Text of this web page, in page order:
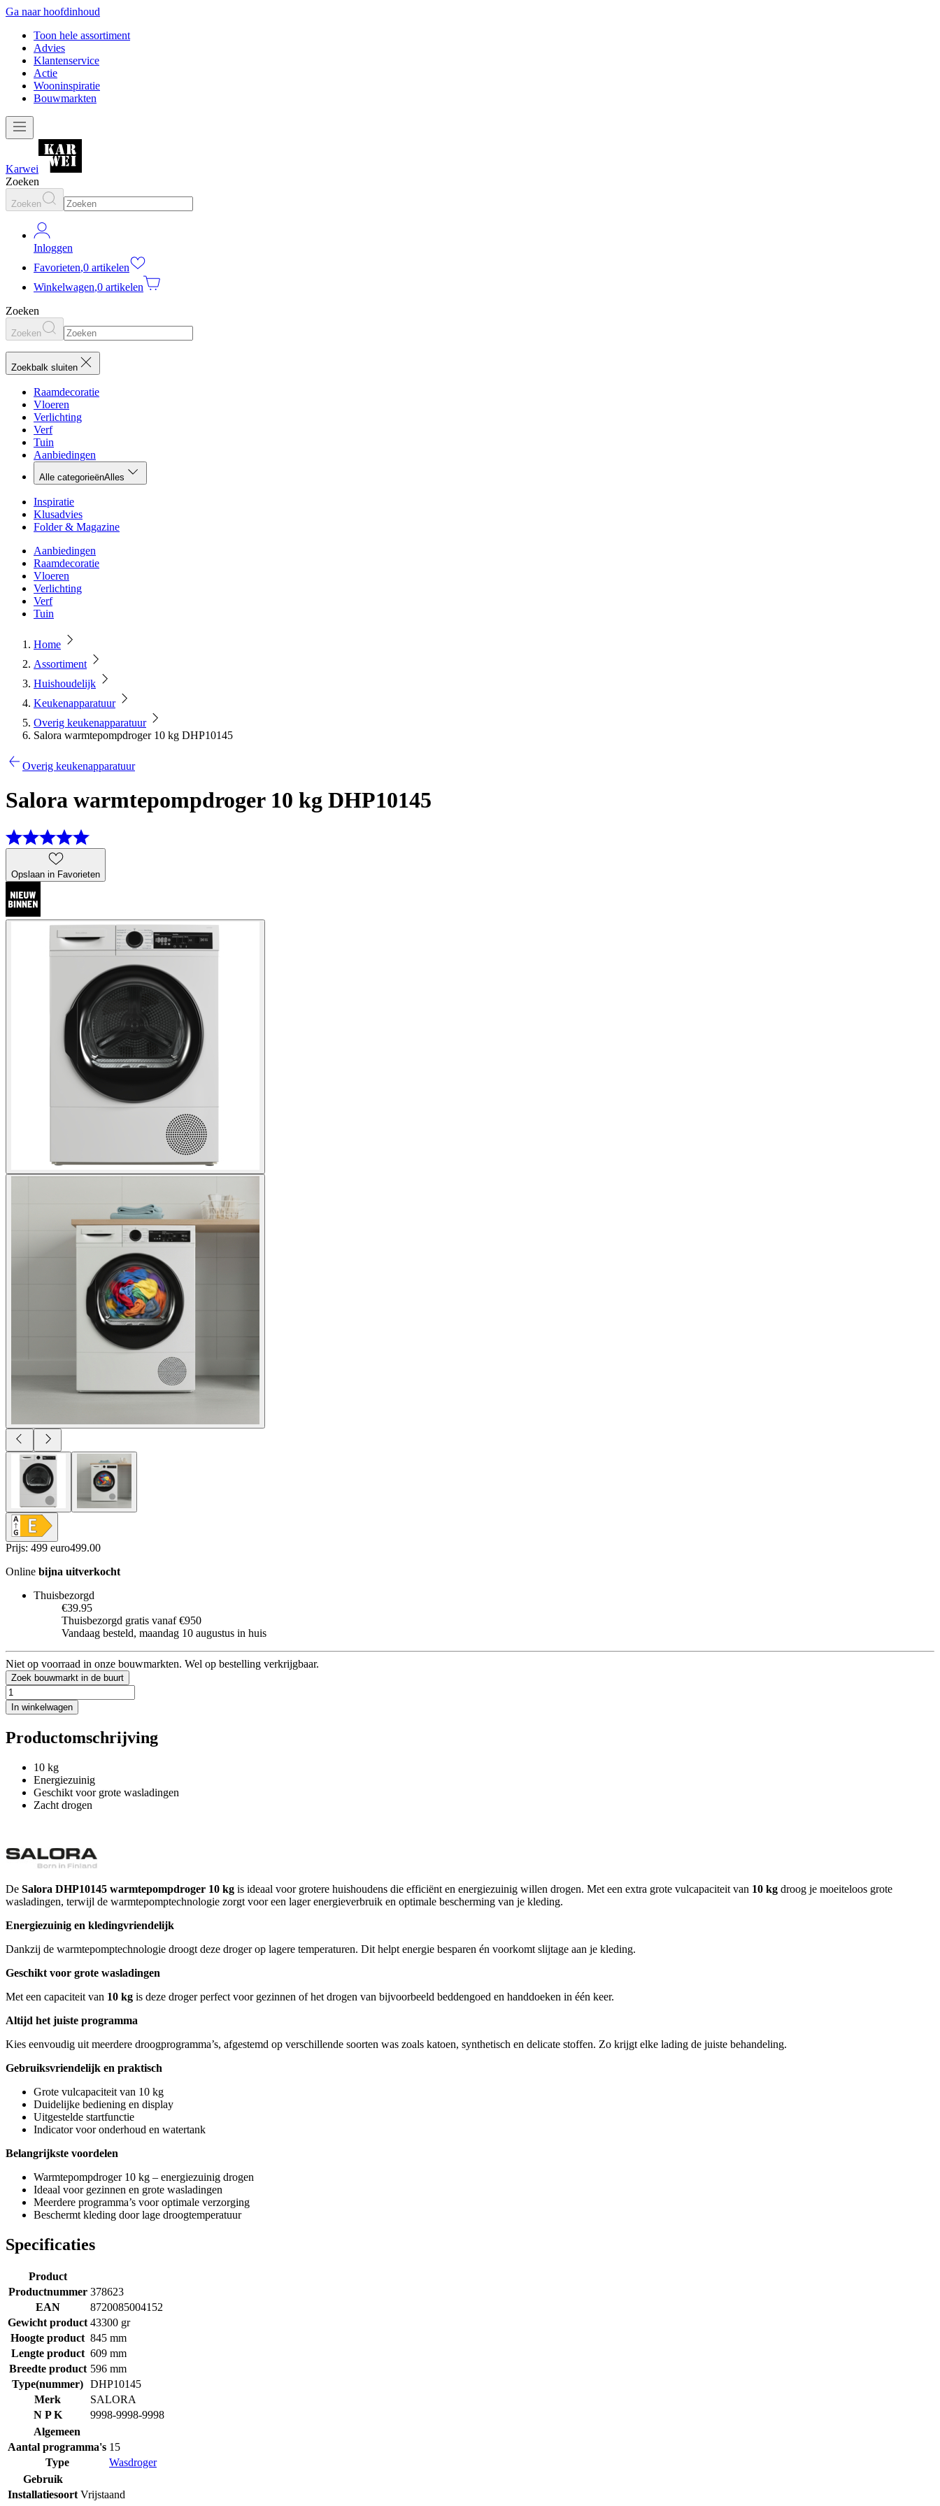
Ga naar hoofdinhoud
Toon hele assortiment
Advies
Klantenservice
Actie
Wooninspiratie
Bouwmarkten
Karwei
Zoeken
Zoeken
Inloggen
Favorieten,0 artikelen
Winkelwagen,0 artikelen
Zoeken
Zoeken
Zoekbalk sluiten
Raamdecoratie
Vloeren
Verlichting
Verf
Tuin
Aanbiedingen
Alle categorieënAlles
Inspiratie
Klusadvies
Folder & Magazine
Aanbiedingen
Raamdecoratie
Vloeren
Verlichting
Verf
Tuin
Home
Assortiment
Huishoudelijk
Keukenapparatuur
Overig keukenapparatuur
Salora warmtepompdroger 10 kg DHP10145
Overig keukenapparatuur
Salora warmtepompdroger 10 kg DHP10145
Opslaan in Favorieten
Prijs: 499 euro499.00
Online bijna uitverkocht
Thuisbezorgd
€39.95
Thuisbezorgd gratis vanaf €950
Vandaag besteld, maandag 10 augustus in huis
Niet op voorraad in onze bouwmarkten. Wel op bestelling verkrijgbaar.
Zoek bouwmarkt in de buurt
In winkelwagen
Productomschrijving
10 kg
Energiezuinig
Geschikt voor grote wasladingen
Zacht drogen
De Salora DHP10145 warmtepompdroger 10 kg is ideaal voor grotere huishoudens die efficiënt en energiezuinig willen drogen. Met een extra grote vulcapaciteit van 10 kg droog je moeiteloos grote
wasladingen, terwijl de warmtepomptechnologie zorgt voor een lager energieverbruik en optimale bescherming van je kleding.
Energiezuinig en kledingvriendelijk
Dankzij de warmtepomptechnologie droogt deze droger op lagere temperaturen. Dit helpt energie besparen én voorkomt slijtage aan je kleding.
Geschikt voor grote wasladingen
Met een capaciteit van 10 kg is deze droger perfect voor gezinnen of het drogen van bijvoorbeeld beddengoed en handdoeken in één keer.
Altijd het juiste programma
Kies eenvoudig uit meerdere droogprogramma’s, afgestemd op verschillende soorten was zoals katoen, synthetisch en delicate stoffen. Zo krijgt elke lading de juiste behandeling.
Gebruiksvriendelijk en praktisch
Grote vulcapaciteit van 10 kg
Duidelijke bediening en display
Uitgestelde startfunctie
Indicator voor onderhoud en watertank
Belangrijkste voordelen
Warmtepompdroger 10 kg – energiezuinig drogen
Ideaal voor gezinnen en grote wasladingen
Meerdere programma’s voor optimale verzorging
Beschermt kleding door lage droogtemperatuur
Specificaties
Product
Productnummer 378623
EAN
8720085004152
Gewicht product 43300 gr
Hoogte product 845 mm
Lengte product 609 mm
Breedte product 596 mm
Type(nummer) DHP10145
Merk
SALORA
N P K
9998-9998-9998
Algemeen
Aantal programma's 15
Type
Wasdroger
Gebruik
Installatiesoort Vrijstaand